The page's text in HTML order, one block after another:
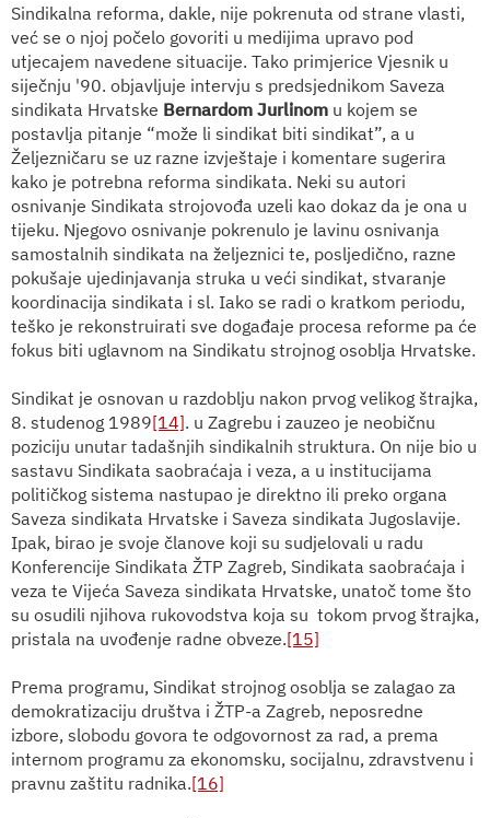
Sindikalna reforma, dakle, nije pokrenuta od strane vlasti,
već se o njoj počelo govoriti u medijima upravo pod
utjecajem navedene situacije. Tako primjerice Vjesnik u
siječnju '90. objavljuje intervju s predsjednikom Saveza
sindikata Hrvatske Bernardom Jurlinom u kojem se
postavlja pitanje “može li sindikat biti sindikat”, a u
Željezničaru se uz razne izvještaje i komentare sugerira
kako je potrebna reforma sindikata. Neki su autori
osnivanje Sindikata strojovođa uzeli kao dokaz da je ona u
tijeku. Njegovo osnivanje pokrenulo je lavinu osnivanja
samostalnih sindikata na željeznici te, posljedično, razne
pokušaje ujedinjavanja struka u veći sindikat, stvaranje
koordinacija sindikata i sl. Iako se radi o kratkom periodu,
teško je rekonstruirati sve događaje procesa reforme pa će
fokus biti uglavnom na Sindikatu strojnog osoblja Hrvatske.
Sindikat je osnovan u razdoblju nakon prvog velikog štrajka,
8. studenog 1989[14]. u Zagrebu i zauzeo je neobičnu
poziciju unutar tadašnjih sindikalnih struktura. On nije bio u
sastavu Sindikata saobraćaja i veza, a u institucijama
političkog sistema nastupao je direktno ili preko organa
Saveza sindikata Hrvatske i Saveza sindikata Jugoslavije.
Ipak, birao je svoje članove koji su sudjelovali u radu
Konferencije Sindikata ŽTP Zagreb, Sindikata saobraćaja i
veza te Vijeća Saveza sindikata Hrvatske, unatoč tome što
su osudili njihova rukovodstva koja su tokom prvog štrajka,
pristala na uvođenje radne obveze.[15]
Prema programu, Sindikat strojnog osoblja se zalagao za
demokratizaciju društva i ŽTP-a Zagreb, neposredne
izbore, slobodu govora te odgovornost za rad, a prema
internom programu za ekonomsku, socijalnu, zdravstvenu i
pravnu zaštitu radnika.[16]